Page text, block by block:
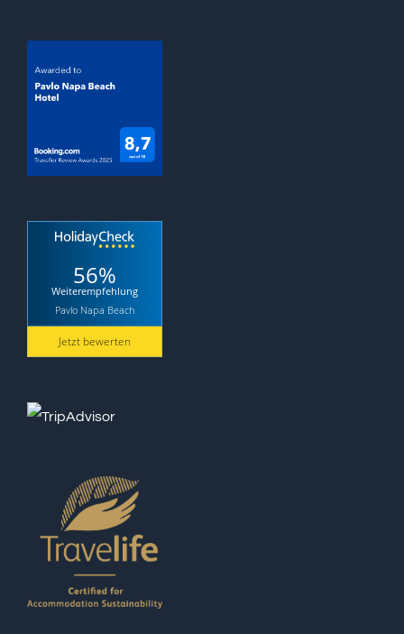
56%
Weiterempfehlung
Pavlo Napa Beach
Jetzt bewerten